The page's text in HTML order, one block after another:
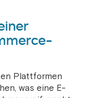
Plattformen
was eine E-